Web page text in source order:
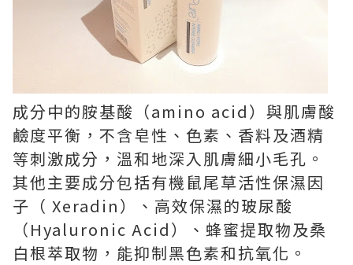
成分中的胺基酸（amino acid）與肌膚酸
鹼度平衡，不含皂性、色素、香料及酒精
等刺激成分，溫和地深入肌膚細小毛孔。
其他主要成分包括有機鼠尾草活性保濕因
子（ Xeradin）、高效保濕的玻尿酸
（Hyaluronic Acid）、蜂蜜提取物及桑
白根萃取物，能抑制黑色素和抗氧化。